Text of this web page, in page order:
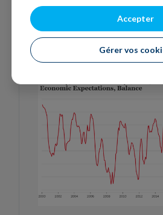
conséquences que les droits
annoncés pourraient avoir sur
mais aussi la dynamique de
massivement augmenté
Accepter
Gérer vos